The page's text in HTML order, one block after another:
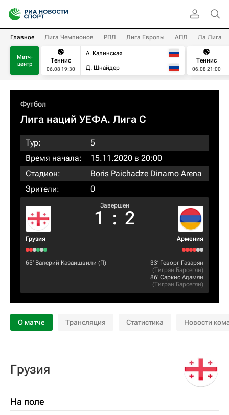
Главное Лига Чемпионов РПЛ Лига Европы АПЛ Ла Лига
Матч-
центр
Теннис
06.08 19:30
А. Калинская
Д. Шнайдер
Теннис
06.08 21:00
Футбол
Лига наций УЕФА. Лига C
Тур:
5
Время начала:
15.11.2020 в 20:00
Стадион:
Boris Paichadze Dinamo Arena
Зрители:
0
Грузия
Завершен
1 : 2
Армения
65‎’‎ Валерий Казаишвили (П) 33‎’‎ Геворг Газарян
(Тигран Барсегян)
86‎’‎ Саркис Адамян
(Тигран Барсегян)
О матче Трансляция Статистика Новости
Грузия
На поле